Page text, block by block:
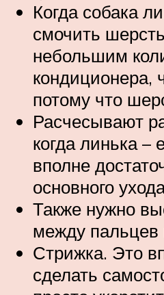
Когда собака
смочить
небольшим
кондиционера,
потому что
Расчесывают
когда линька –
вполне
основного
Также нужно
между пальцев
Стрижка. Это
сделать